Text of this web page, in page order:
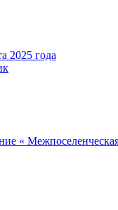
2025 года